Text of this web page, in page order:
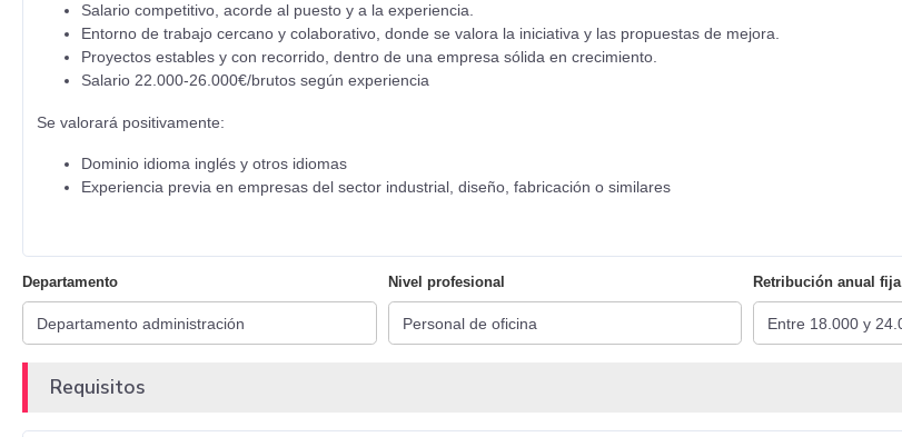
Salario competitivo, acorde al puesto y a la experiencia.
Entorno de trabajo cercano y colaborativo, donde se valora la iniciativa y las propuestas de mejora.
Proyectos estables y con recorrido, dentro de una empresa sólida en crecimiento.
Salario 22.000-26.000€/brutos según experiencia
Se valorará positivamente:
Dominio idioma inglés y otros idiomas
Experiencia previa en empresas del sector industrial, diseño, fabricación o similares
Departamento Nivel profesional Retribución anual fija
Requisitos